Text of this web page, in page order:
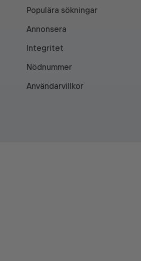
Populära sökningar
Annonsera
Integritet
Nödnummer
Användarvillkor